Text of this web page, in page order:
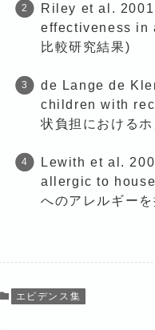
Riley et al.
effectiveness in
比較研究結果)
de Lange de
children with
状負担における
Lewith et al.
allergic to
へのアレルギー
エビデンス集